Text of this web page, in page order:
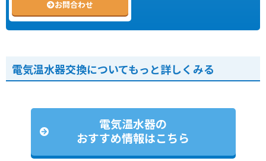
お問合わせ
電気温水器交換についてもっと詳しくみる
電気温水器の
おすすめ情報はこちら